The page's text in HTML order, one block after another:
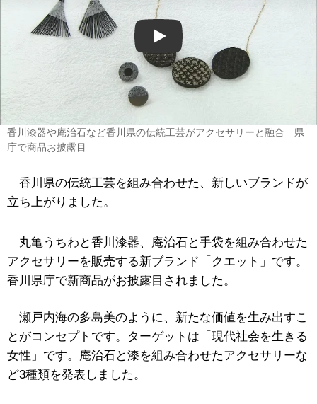
Play
香川漆器や庵治石など香川県の伝統工芸がアクセサリーと融合 県
庁で商品お披露目
香川県の伝統工芸を組み合わせた、新しいブランドが
立ち上がりました。
丸亀うちわと香川漆器、庵治石と手袋を組み合わせた
アクセサリーを販売する新ブランド「クエット」です。
香川県庁で新商品がお披露目されました。
瀬戸内海の多島美のように、新たな価値を生み出すこ
とがコンセプトです。ターゲットは「現代社会を生きる
女性」です。庵治石と漆を組み合わせたアクセサリーな
ど3種類を発表しました。